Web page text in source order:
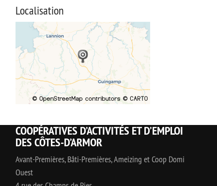
Localisation
COOPÉRATIVES D’ACTIVITÉS ET D’EMPLOI
DES CÔTES-D’ARMOR
Avant-Premières, Bâti-Premières, Ameizing et Coop Domi
Ouest